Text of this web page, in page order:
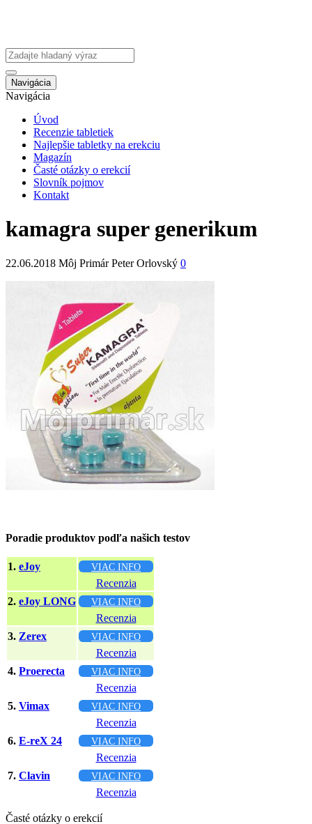
Navigácia
Navigácia
Úvod
Recenzie tabletiek
Najlepšie tabletky na erekciu
Magazín
Časté otázky o erekcií
Slovník pojmov
Kontakt
kamagra super generikum
22.06.2018 Môj Primár Peter Orlovský 0
Poradie produktov podľa našich testov
1. eJoy VIAC INFO
Recenzia
2. eJoy LONG VIAC INFO
Recenzia
3. Zerex VIAC INFO
Recenzia
4. Proerecta VIAC INFO
Recenzia
5. Vimax VIAC INFO
Recenzia
6. E-reX 24 VIAC INFO
Recenzia
7. Clavin VIAC INFO
Recenzia
Časté otázky o erekcií